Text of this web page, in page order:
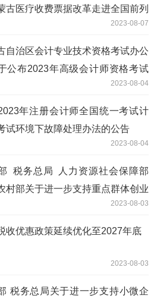
古医疗收费票据改革走进全国前列
2023-08-07
自治区会计专业技术资格考试办公
公布2023年高级会计师资格考试
合格标准及人员名单的通知2023-08-04
年注册会计师全国统一考试计
试环境下故障处理办法的公告
2023-08-04
税务总局 人力资源社会保障部
村部关于进一步支持重点群体创业
2023-08-03
收优惠政策延续优化至2027年底
2023-08-03
税务总局关于进一步支持小微企